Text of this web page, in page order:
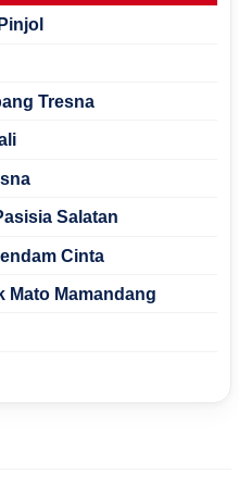
Tresna
Salatan
Cinta
Mato Mamandang